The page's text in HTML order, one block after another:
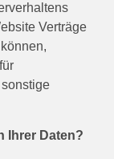
Verträge
Ihrer Daten?